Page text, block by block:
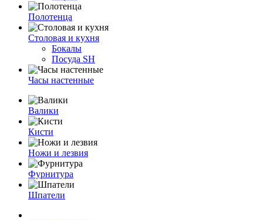
Полотенца
Столовая и кухня
Бокалы
Посуда SH
Часы настенные
Валики
Кисти
Ножи и лезвия
Фурнитура
Шпатели